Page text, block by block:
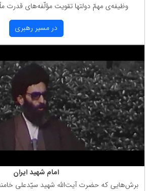
وظیفه‌ی مهمّ دولتها تقویت مؤلّفه‌های
در مسیر رهبری
امام شهید ایران
برش‌هایی كه حضرت آیت‌الله شهید سیّدعلی